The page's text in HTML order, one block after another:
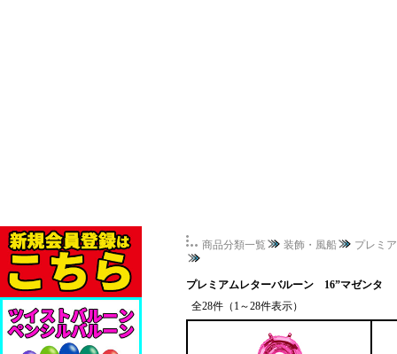
商品分類一覧 装飾・風船 プレミ
プレミアムレターバルーン 16”マゼンタ
全28件（1～28件表示）